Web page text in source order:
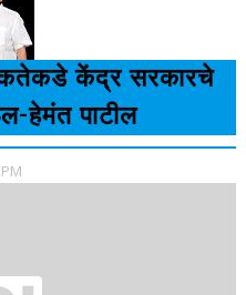
केंद्र सरकारचे
हेमंत पाटील